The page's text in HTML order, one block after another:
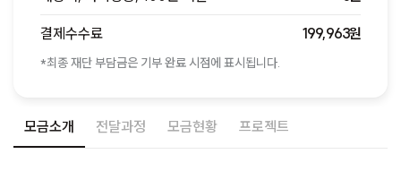
모금소개 전달과정 모금현황 프로젝트
결제수수료 199,963원
*최종 재단 부담금은 기부 완료 시점에 표시됩니다.